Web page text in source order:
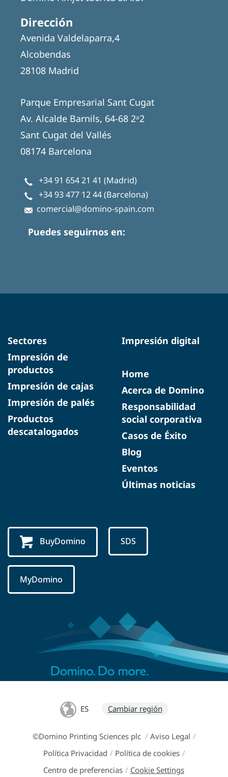
Dirección
Avenida Valdelaparra,4
Alcobendas
28108 Madrid
Parque Empresarial Sant Cugat
Av. Alcalde Barnils, 64-68 2ᵃ2
Sant Cugat del Vallés
08174 Barcelona
+34 91 654 21 41 (Madrid)
+34 93 477 12 44(Barcelona)
comercial@domino-spain.com
Puedes seguirnos en:
Sectores
Impresión de
productos
Impresión de cajas
Impresión de palés
Productos
descatalogados
Impresión digital
Home
Acerca de Domino
Responsabilidad
social corporativa
Casos de Éxito
Blog
Eventos
Últimas noticias
BuyDomino SDS
MyDomino
ES Cambiar región
©Domino Printing Sciences plc / Aviso Legal /
Política Privacidad / Política de cookies /
Centro de preferencias / Cookie Settings